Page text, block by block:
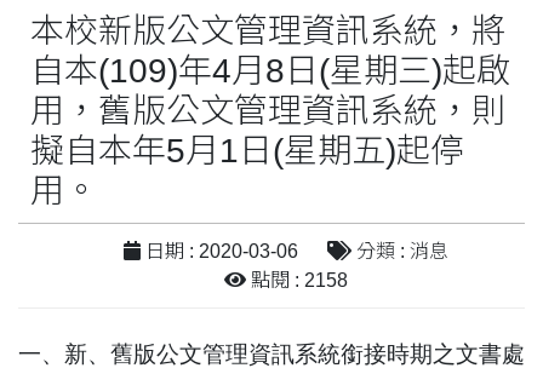
本校新版公文管理資訊系統，將
自本(109)年4月8日(星期三)起啟
用，舊版公文管理資訊系統，則
擬自本年5月1日(星期五)起停
用。
日期 : 2020-03-06
分類 : 消息
點閱 : 2158
一、新、舊版公文管理資訊系統銜接時期之文書處